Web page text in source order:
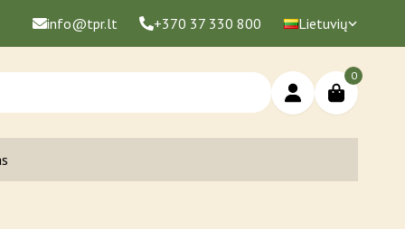
info@tpr.lt +370 37 330 800 Lietuvių
0